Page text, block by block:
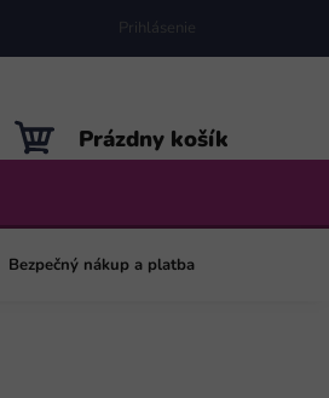
MAPA SERVERU
Prihlásenie
NÁKUPNÝ
KOŠÍK
Prázdny košík
Bezpečný nákup a platba